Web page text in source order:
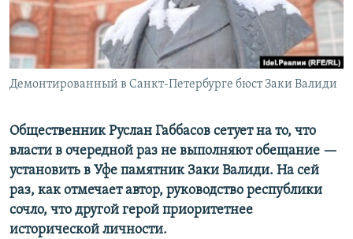
СОЦИАЛЬНЫЕ СЕТИ
Все сайты РСЕ/РС
Демонтированный в Санкт-Петербурге бюст Заки Валиди
Общественник Руслан Габбасов сетует на то, что
власти в очередной раз не выполняют обещание —
установить в Уфе памятник Заки Валиди. На сей
раз, как отмечает автор, руководство республики
сочло, что другой герой приоритетнее
исторической личности.